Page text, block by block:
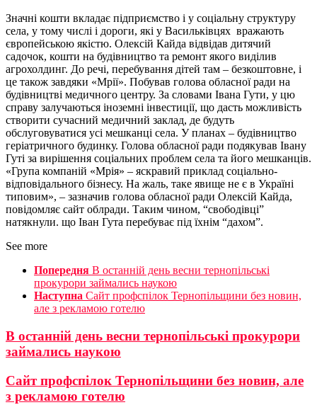
Значні кошти вкладає підприємство і у соціальну структуру
села, у тому числі і дороги, які у Васильківцях вражають
європейською якістю. Олексій Кайда відвідав дитячий
садочок, кошти на будівництво та ремонт якого виділив
агрохолдинг. До речі, перебування дітей там – безкоштовне, і
це також завдяки «Мрії». Побував голова обласної ради на
будівництві медичного центру. За словами Івана Гути, у цю
справу залучаються іноземні інвестиції, що дасть можливість
створити сучасний медичний заклад, де будуть
обслуговуватися усі мешканці села. У планах – будівництво
геріатричного будинку. Голова обласної ради подякував Івану
Гуті за вирішення соціальних проблем села та його мешканців.
«Група компаній «Мрія» – яскравий приклад соціально-
відповідального бізнесу. На жаль, таке явище не є в Україні
типовим», – зазначив голова обласної ради Олексій Кайда,
повідомляє сайт облради. Таким чином, “свободівці”
натякнули. що Іван Гута перебуває під їхнім “дахом”.
See more
Попередня В останній день весни тернопільські
прокурори займались наукою
Наступна Сайт профспілок Тернопільщини без новин,
але з рекламою готелю
В останній день весни тернопільські прокурори
займались наукою
Сайт профспілок Тернопільщини без новин, але
з рекламою готелю